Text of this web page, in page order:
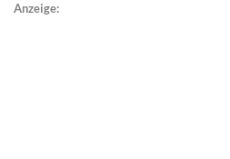
Anzeige: